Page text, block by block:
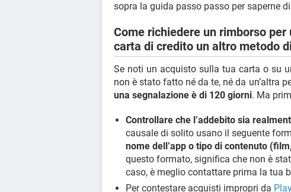
sopra la guida passo passo per saperne
Come richiedere un rimborso
carta di credito un altro metodo
Se noti un acquisto sulla tua carta o su
non è stato fatto né da te, né da un’altra
una segnalazione è di 120 giorni. Ma
Controllare che l’addebito sia
causale di solito usano il seguente
nome dell’app o tipo di contenuto
questo formato, significa che non è
caso, è meglio contattare prima la tua
Per contestare acquisti impropri da